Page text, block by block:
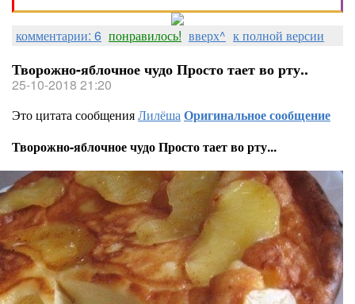
комментарии: 6 понравилось! вверх^ к полной версии
Творожно-яблочное чудо Просто тает во рту..
25-10-2018 21:20
Это цитата сообщенияЛилёшаОригинальное сообщение
Творожно-яблочное чудо Просто тает во рту...